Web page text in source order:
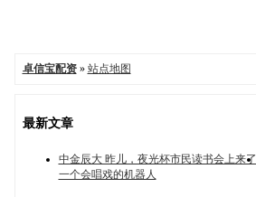
卓信宝配资» 站点地图
最新文章
中金辰大 昨儿，夜光杯市民读书会上来了
一个会唱戏的机器人